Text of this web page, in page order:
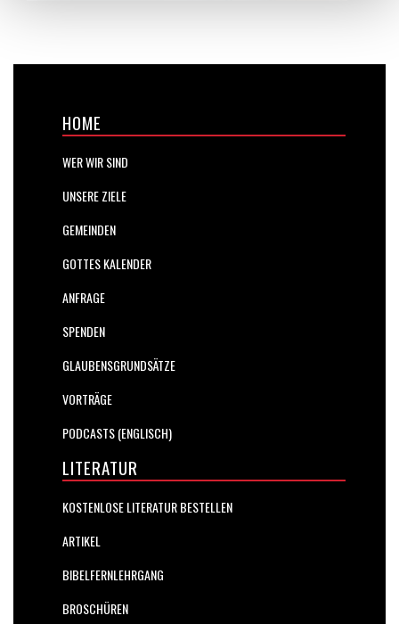
HOME
WER WIR SIND
UNSERE ZIELE
GEMEINDEN
GOTTES KALENDER
ANFRAGE
SPENDEN
GLAUBENSGRUNDSÄTZE
VORTRÄGE
PODCASTS (ENGLISCH)
LITERATUR
KOSTENLOSE LITERATUR BESTELLEN
ARTIKEL
BIBELFERNLEHRGANG
BROSCHÜREN